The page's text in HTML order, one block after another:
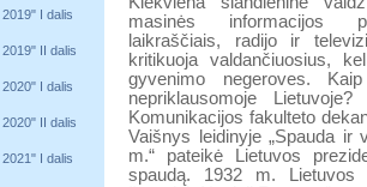
I dalis
II dalis
I dalis
II dalis
I dalis
masinės informacijos
laikraščiais, radijo ir
kritikuoja valdančiuosius,
gyvenimo negeroves.
nepriklausomoje
Komunikacijos fakulteto
Vaišnys leidinyje „Spauda ir
m.“ pateikė Lietuvos
spaudą. 1932 m. Lietuvos